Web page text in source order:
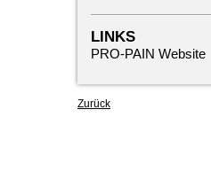
LINKS
PRO-PAIN Website
Zurück